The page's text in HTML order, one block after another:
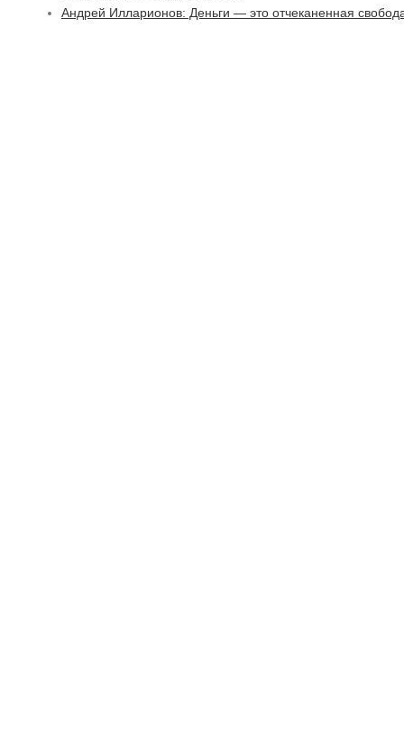
Андрей Илларионов: Деньги — это отчеканенная